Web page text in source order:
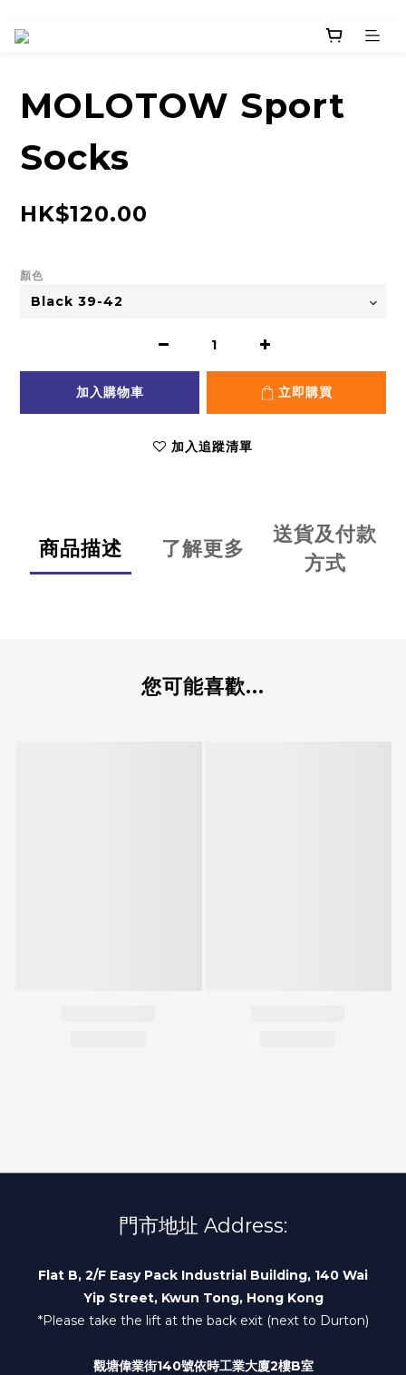
MOLOTOW Sport
Socks
HK$120.00
顏色
加入購物車 立即購買
加入追蹤清單
商品描述 了解更多
送貨及付款
方式
您可能喜歡...
門市地址 Address:
Flat B, 2/F Easy Pack Industrial Building, 140 Wai
Yip Street, Kwun Tong, Hong Kong
*Please take the lift at the back exit (next to Durton)
觀塘偉業街140號依時工業大廈2樓B室